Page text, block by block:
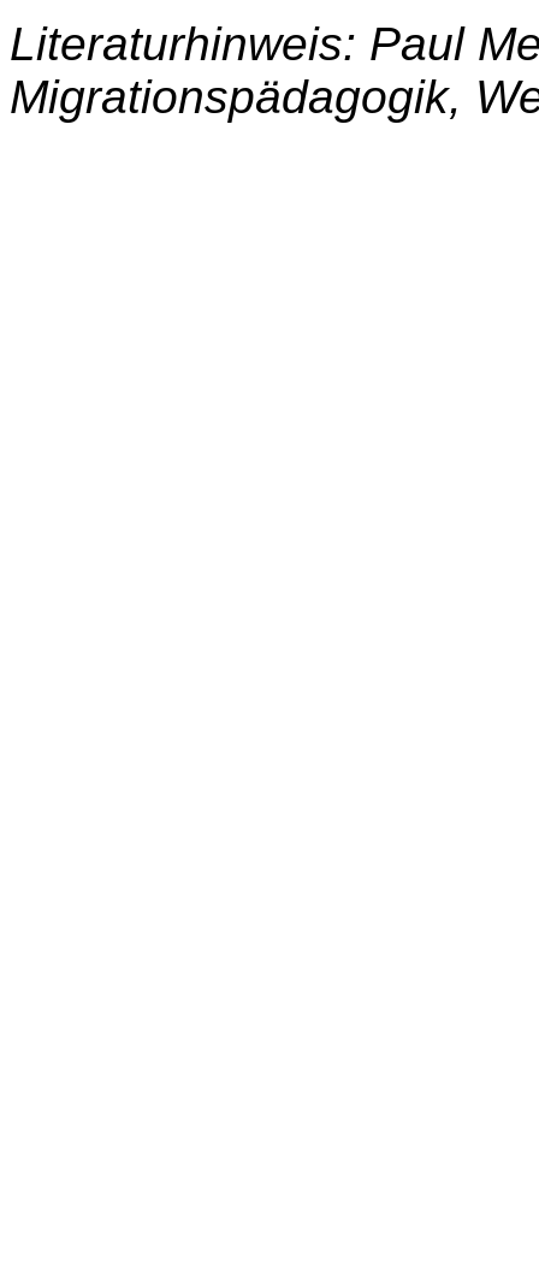
Literaturhinweis: Paul
Migrationspädagogik,